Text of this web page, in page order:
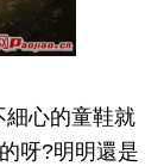
心的童鞋就
呀?明明還是